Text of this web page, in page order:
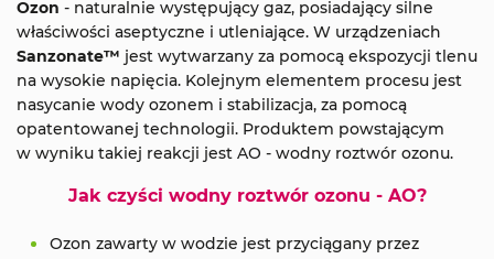
Ozon - naturalnie występujący gaz, posiadający silne
właściwości aseptyczne i utleniające. W urządzeniach
Sanzonate™ jest wytwarzany za pomocą ekspozycji tlenu
na wysokie napięcia. Kolejnym elementem procesu jest
nasycanie wody ozonem i stabilizacja, za pomocą
opatentowanej technologii. Produktem powstającym
w wyniku takiej reakcji jest AO - wodny roztwór ozonu.
Jak czyści wodny roztwór ozonu - AO?
Ozon zawarty w wodzie jest przyciągany przez